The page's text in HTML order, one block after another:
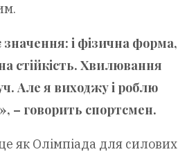
значення: і фізична форма,
стійкість. Хвилювання
Але я виходжу і роблю
– говорить спортсмен.
це як Олімпіада для силових